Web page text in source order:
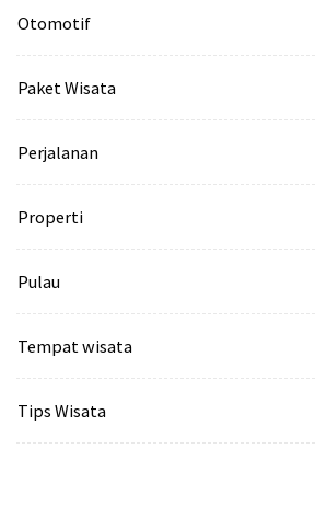
Otomotif
Paket Wisata
Perjalanan
Properti
Pulau
Tempat wisata‎
Tips Wisata